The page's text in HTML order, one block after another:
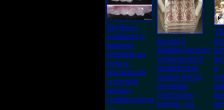
SkyNews
сообщает о
важном
прорыве на
пути к
реализации
«голубой
мечты»
стоматологии
—
Биологи
Кембриджского
университета
разработали
новый метод
создания
стволовых
клеток - из
и